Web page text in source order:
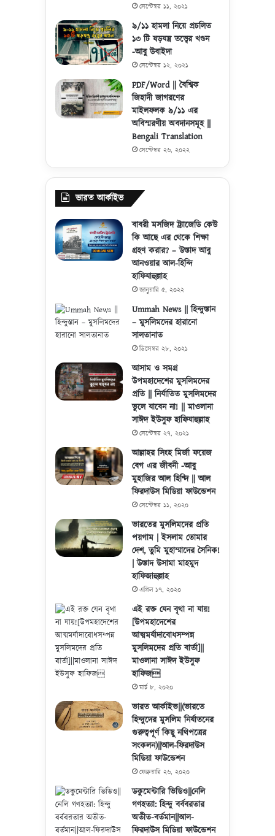
সেপ্টেম্বর ১১, ২০২১
৯/১১ হামলা নিয়ে প্রচলিত
১৩ টি ষড়যন্ত্র তত্ত্বের খণ্ডন
-আবু উবাইদা
সেপ্টেম্বর ১২, ২০২১
PDF/Word || বৈশ্বিক
জিহাদী জাগরণের
মাইলফলক ৯/১১ এর
অবিস্মরণীয় অবদানসমূহ ||
Bengali Translation
সেপ্টেম্বর ২৬, ২০২২
ভারত আর্কাইভ
বাবরী মসজিদ ট্র্যাজেডি কেউ
কি আছে এর থেকে শিক্ষা
গ্রহণ করার? – উস্তাদ আবু
আনওয়ার আল-হিন্দি
হাফিযাহুল্লাহ
জানুয়ারি ৫, ২০২২
Ummah News || হিন্দুস্তান
– মুসলিমদের হারানো
সালতানাত
ডিসেম্বর ২৮, ২০২১
আসাম ও সমগ্র
উপমহাদেশের মুসলিমদের
প্রতি || নির্যাতিত মুসলিমদের
ভুলে যাবেন না! || মাওলানা
সাঈদ ইউসুফ হাফিযাহুল্লাহ
সেপ্টেম্বর ২৭, ২০২১
আল্লাহর সিংহ মির্জা ফয়েজ
বেগ এর জীবনী -আবু
মুহাজির আল হিণ্দি || আল
ফিরদাউস মিডিয়া ফাউন্ডেশন
সেপ্টেম্বর ১১, ২০২০
ভারতের মুসলিমদের প্রতি
পয়গাম | ইসলাম তোমার
দেশ, তুমি মুহাম্মাদের সৈনিক!
| উস্তাদ উসামা মাহমুদ
হাফিজাহুল্লাহ
এপ্রিল ১৭, ২০২০
এই রক্ত যেন বৃথা না যায়!
[উপমহাদেশের
আত্মমর্যাদাবোধসম্পন্ন
মুসলিমদের প্রতি বার্তা]||
মাওলানা সাঈদ ইউসুফ
হাফিজ
মার্চ ৮, ২০২০
ভারত আর্কাইভ||(ভারতে
হিন্দুদের মুসলিম নির্যাতনের
গুরুত্বপূর্ণ কিছু নথিপত্রের
সংকলন)||আল-ফিরদাউস
মিডিয়া ফাউন্ডেশন
ফেব্রুয়ারি ২৬, ২০২০
ডকুমেন্টারি ভিডিও||নেলি
গণহত্যা: হিন্দু বর্ববরতার
অতীত-বর্তমান||আল-
ফিরদাউস মিডিয়া ফাউন্ডেশন